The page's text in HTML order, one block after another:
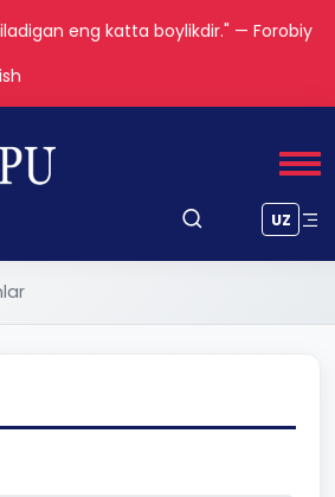
eng katta boylikdir." — Forobiy
UZ